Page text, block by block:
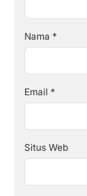
Nama *
Email *
Situs Web